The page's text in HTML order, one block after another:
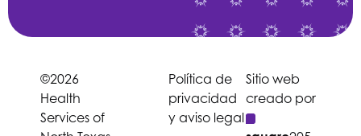
©2026
Health
Services of
Política de
privacidad
y aviso legal
Sitio web
creado por